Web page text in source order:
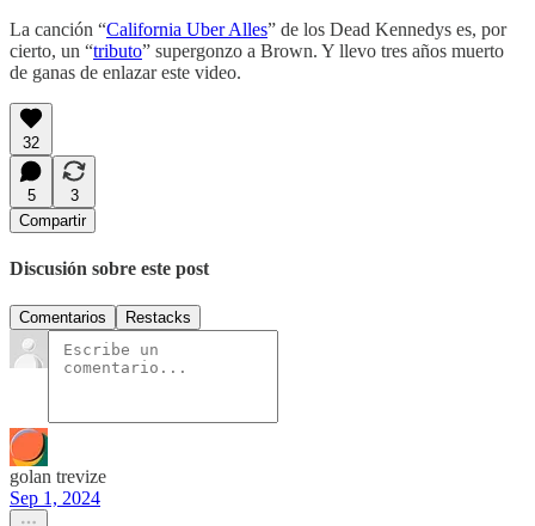
La canción “California Uber Alles” de los Dead Kennedys es, por
cierto, un “tributo” supergonzo a Brown. Y llevo tres años muerto
de ganas de enlazar este video.
32
5
3
Compartir
Discusión sobre este post
Comentarios Restacks
golan trevize
Sep 1, 2024